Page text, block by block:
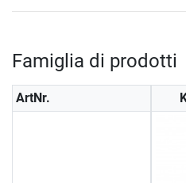
Famiglia di prodotti
ArtNr.